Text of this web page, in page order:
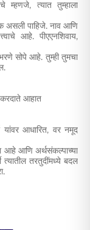
म्हणजे, त्यात तुम्हाला
असली पाहिजे. नाव आणि
आहे. पीएएनशिवाय,
सोपे आहे. तुम्ही तुमचा
आहात
यांवर आधारित, वर नमूद
आहे आणि अर्थसंकल्पाच्या
त्यातील तरतुदींमध्ये बदल